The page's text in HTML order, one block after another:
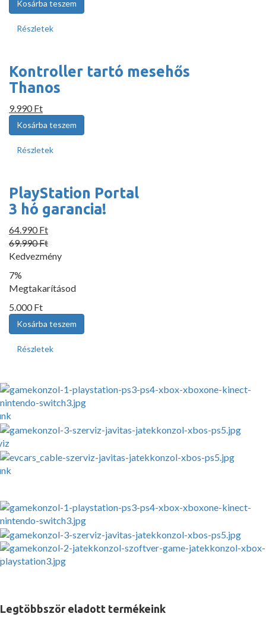
Részletek
Kontroller tartó mesehős
Thanos
9.990 Ft
Részletek
PlayStation Portal
3 hó garancia!
64.990 Ft
69.990 Ft
Kedvezmény
7%
Megtakarításod
5.000 Ft
Részletek
Legtöbbször eladott termékeink